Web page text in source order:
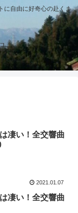
に自由に好奇心の赴くま
凄い！全交響曲
2021.01.07
凄い！全交響曲